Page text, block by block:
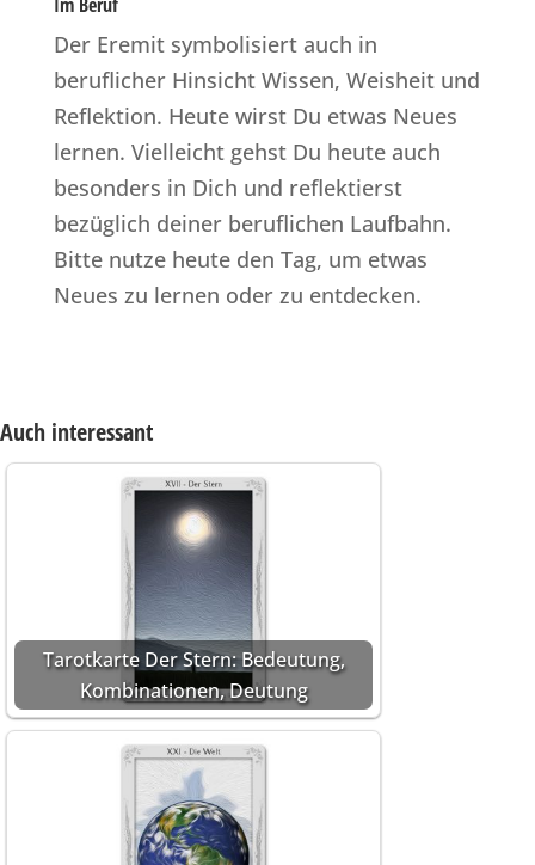
Der Eremit symbolisiert auch in
beruflicher Hinsicht Wissen, Weisheit und
Reflektion. Heute wirst Du etwas Neues
lernen. Vielleicht gehst Du heute auch
besonders in Dich und reflektierst
bezüglich deiner beruflichen Laufbahn.
Bitte nutze heute den Tag, um etwas
Neues zu lernen oder zu entdecken.
Auch interessant
Tarotkarte Der Stern: Bedeutung,
Kombinationen, Deutung